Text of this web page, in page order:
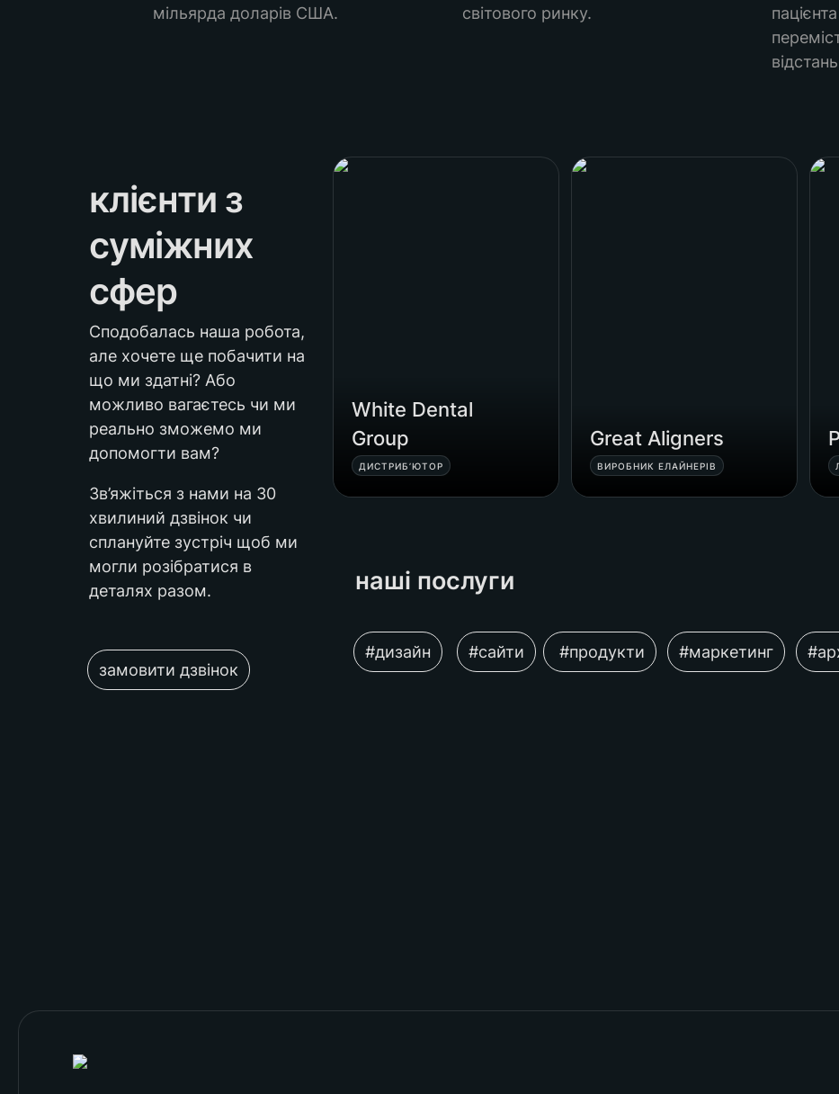
мільярда доларів США.
світового ринку.
клієнти з
суміжних
сфер
Сподобалась наша робота,
але хочете ще побачити на
що ми здатні? Або
можливо вагаєтесь чи ми
реально зможемо ми
допомогти вам?
Зв’яжіться з нами на 30
хвилиний дзвінок чи
сплануйте зустріч щоб ми
могли розібратися в
деталях разом.
замовити дзвінок
White Dental Group
White Dental
Group
ДИСТРИБ’ЮТОР
Great Aligners
Great Aligners
ВИРОБНИК ЕЛАЙНЕРІВ
наші послуги
#дизайн #сайти #продукти #маркетинг